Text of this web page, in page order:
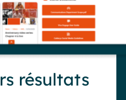
résultats